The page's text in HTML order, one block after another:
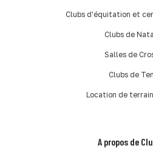
Clubs d'équitation et
Clubs de
Salles de
Clubs de
Location de
A propos de